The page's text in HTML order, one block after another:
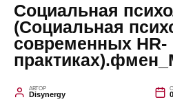
Социальная
(Социальная
современных HR-
АВТОР
Disynergy